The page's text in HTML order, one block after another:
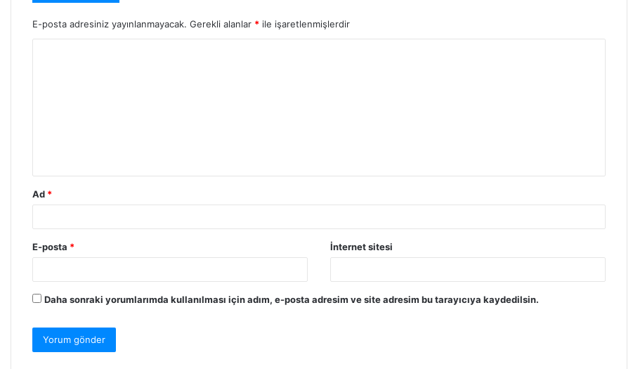
E-posta adresiniz yayınlanmayacak. Gerekli alanlar * ile işaretlenmişlerdir
Ad *
E-posta * İnternet sitesi
Daha sonraki yorumlarımda kullanılması için adım, e-posta adresim ve site adresim bu tarayıcıya kaydedilsin.